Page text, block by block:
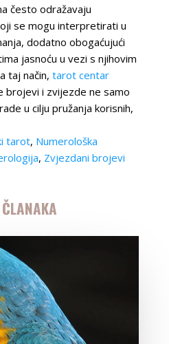
često odražavaju
se mogu interpretirati u
dodatno obogaćujući
jasnoću u vezi s njihovim
taj način, tarot centar
i zvijezde ne samo
u cilju pružanja korisnih,
tarot, Numerološka
, Zvjezdani brojevi